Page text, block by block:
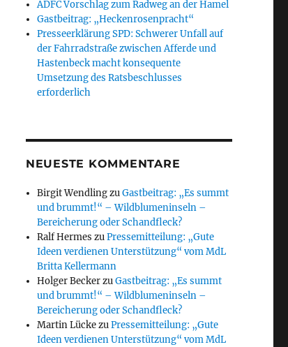
ADFC Vorschlag zum Radweg an der Hamel
Gastbeitrag: „Heckenrosenpracht“
Presseerklärung SPD: Schwerer Unfall auf
der Fahrradstraße zwischen Afferde und
Hastenbeck macht konsequente
Umsetzung des Ratsbeschlusses
erforderlich
NEUESTE KOMMENTARE
Birgit WendlingzuGastbeitrag: „Es summt
und brummt!“ – Wildblumeninseln –
Bereicherung oder Schandfleck?
Ralf Hermes zuPressemitteilung: „Gute
Ideen verdienen Unterstützung“ vom MdL
Britta Kellermann
Holger BeckerzuGastbeitrag: „Es summt
und brummt!“ – Wildblumeninseln –
Bereicherung oder Schandfleck?
Martin LückezuPressemitteilung: „Gute
Ideen verdienen Unterstützung“ vom MdL